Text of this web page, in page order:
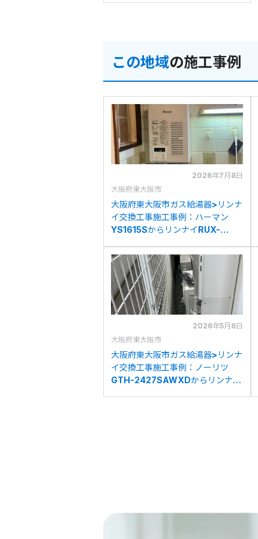
この地域の施工事例
2026年7月8日
大阪府東大阪市
大阪府東大阪市ガス給湯器>リンナ
イ交換工事施工事例：ハーマン
YS1615SからリンナイRUX-
2026年5月6日
大阪府東大阪市
大阪府東大阪市ガス給湯器>リンナ
イ交換工事施工事例：ノーリツ
GTH-2427SAWXDからリンナイ